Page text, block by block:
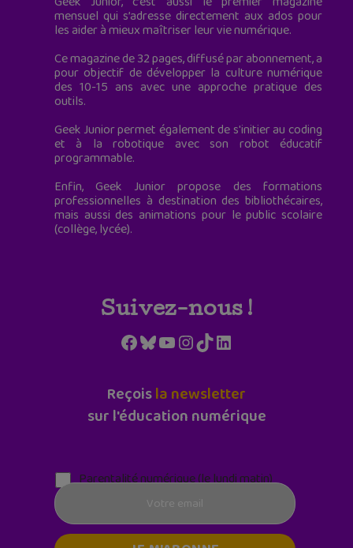
mensuel qui s’adresse directement aux ados pour
les aider à mieux maîtriser leur vie numérique.
Ce magazine de 32 pages, diffusé par abonnement, a
pour objectif de développer la culture numérique
des 10-15 ans avec une approche pratique des
outils.
Geek Junior permet également de s'initier au coding
et à la robotique avec son robot éducatif
programmable.
Enfin, Geek Junior propose des formations
professionnelles à destination des bibliothécaires,
mais aussi des animations pour le public scolaire
(collège, lycée).
Suivez-nous !
Facebook
Bluesky
YouTube
Instagram
TikTokLinkedIn
Reçoisla newsletter
sur l'éducation numérique
Parentalité numérique (le lundi matin)